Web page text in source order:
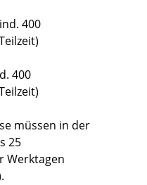
400
400
müssen in der
25
Werktagen